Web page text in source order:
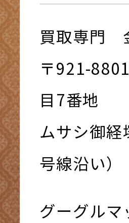
買取専門
〒921-
⽬7番地
ムサシ御
号線沿い）
グーグルマ